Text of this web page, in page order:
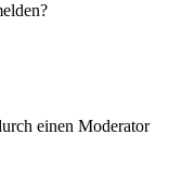
einen Moderator